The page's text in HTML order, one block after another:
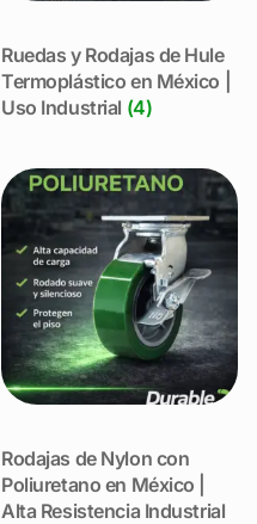
Ruedas y Rodajas de Hule
Termoplástico en México |
Uso Industrial (4)
Rodajas de Nylon con
Poliuretano en México |
Alta Resistencia Industrial